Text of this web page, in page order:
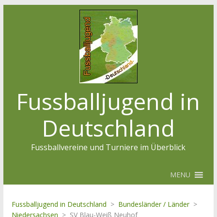
Fussballjugend in
Deutschland
Fussballvereine und Turniere im Überblick
MENU
Fussballjugend in Deutschland > Bundesländer / Länder >
Niedersachsen > SV Blau-Weiß Neuhof